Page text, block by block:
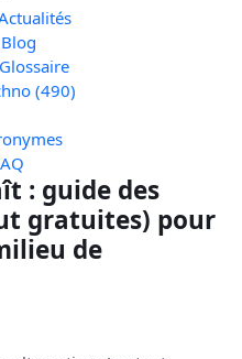
(490)
: guide des
gratuites) pour
de